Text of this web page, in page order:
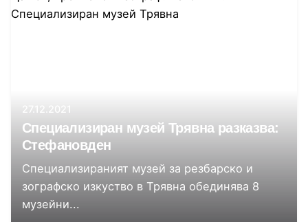
27.12.2021
Специализиран музей Трявна разказва:
Стефановден
Специализираният музей за резбарско и
зографско изкуство в Трявна обединява 8
музейни...